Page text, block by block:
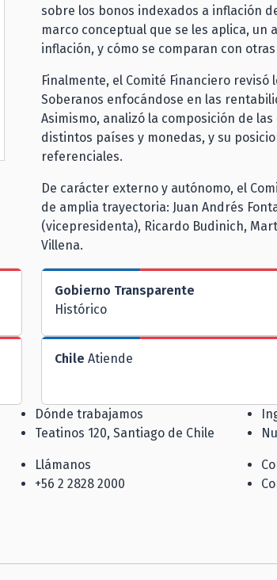
sobre los bonos indexados a inflación
marco conceptual que se les aplica,
inflación, y cómo se comparan con
Finalmente, el Comité Financiero
Soberanos enfocándose en las
Asimismo, analizó la composición de
distintos países y monedas, y su
referenciales.
De carácter externo y autónomo, el
de amplia trayectoria: Juan Andrés
(vicepresidenta), Ricardo Budinich,
Villena.
Gobierno Transparente
Histórico
Chile Atiende
Dónde trabajamos
Teatinos 120, Santiago de Chile
Llámanos
+56 2 2828 2000